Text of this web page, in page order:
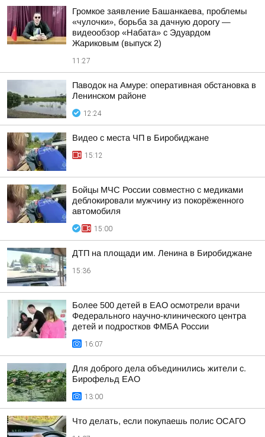
Громкое заявление Башанкаева, проблемы
«чулочки», борьба за дачную дорогу —
видеообзор «Набата» с Эдуардом
Жариковым (выпуск 2)
11:27
Паводок на Амуре: оперативная обстановка в
Ленинском районе
12:24
Видео с места ЧП в Биробиджане
15:12
Бойцы МЧС России совместно с медиками
деблокировали мужчину из покорёженного
автомобиля
15:00
ДТП на площади им. Ленина в Биробиджане
15:36
Более 500 детей в ЕАО осмотрели врачи
Федерального научно-клинического центра
детей и подростков ФМБА России
16:07
Для доброго дела объединились жители с.
Бирофельд ЕАО
13:00
Что делать, если покупаешь полис ОСАГО